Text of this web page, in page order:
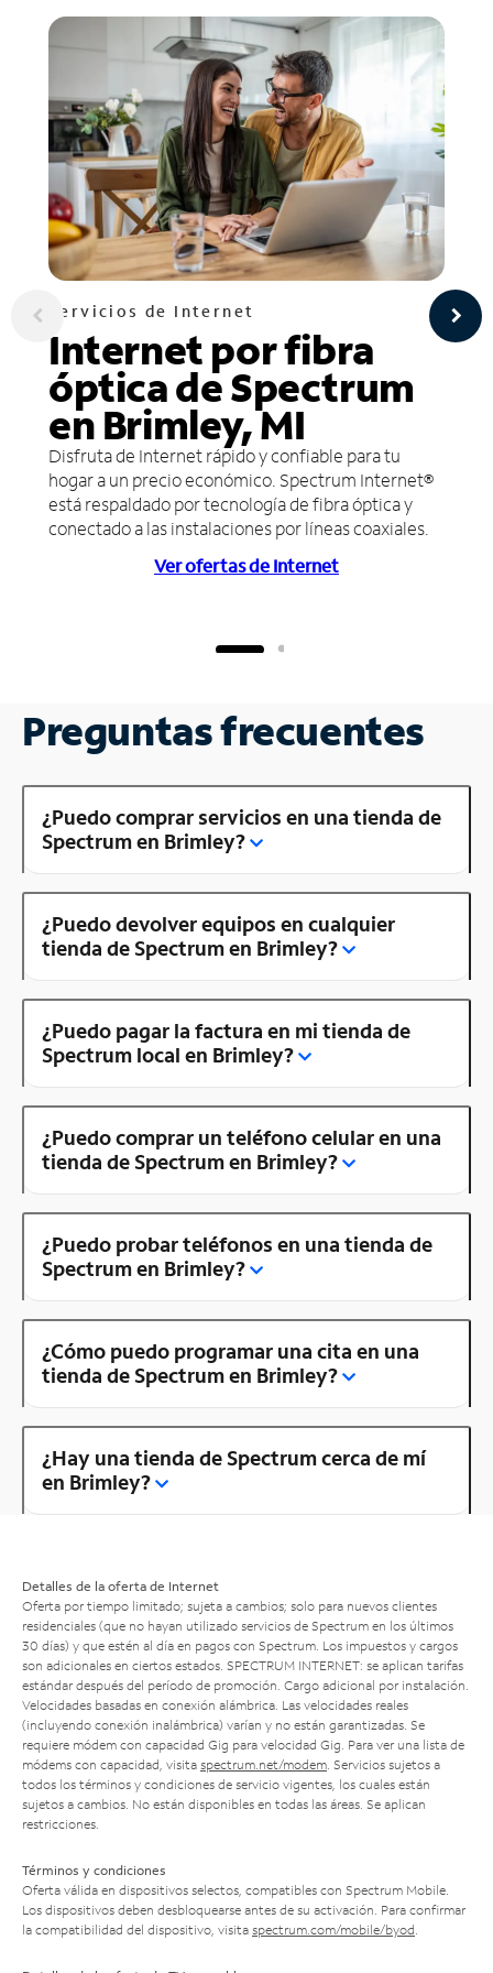
Servicios de Internet
Internet por fibra
óptica de Spectrum
en Brimley, MI
Disfruta de Internet rápido y confiable para tu
hogar a un precio económico. Spectrum Internet®
está respaldado por tecnología de fibra óptica y
conectado a las instalaciones por líneas coaxiales.
Ver ofertas de Internet
Preguntas frecuentes
¿Puedo comprar servicios en una tienda de
Spectrum en Brimley?
¿Puedo devolver equipos en cualquier
tienda de Spectrum en Brimley?
¿Puedo pagar la factura en mi tienda de
Spectrum local en Brimley?
¿Puedo comprar un teléfono celular en una
tienda de Spectrum en Brimley?
¿Puedo probar teléfonos en una tienda de
Spectrum en Brimley?
¿Cómo puedo programar una cita en una
tienda de Spectrum en Brimley?
¿Hay una tienda de Spectrum cerca de mí
en Brimley?
Detalles de la oferta de Internet
Oferta por tiempo limitado; sujeta a cambios; solo para nuevos clientes
residenciales (que no hayan utilizado servicios de Spectrum en los últimos
30 días) y que estén al día en pagos con Spectrum. Los impuestos y cargos
son adicionales en ciertos estados. SPECTRUM INTERNET: se aplican tarifas
estándar después del período de promoción. Cargo adicional por instalación.
Velocidades basadas en conexión alámbrica. Las velocidades reales
(incluyendo conexión inalámbrica) varían y no están garantizadas. Se
requiere módem con capacidad Gig para velocidad Gig. Para ver una lista de
módems con capacidad, visita spectrum.net/modem . Servicios sujetos a
todos los términos y condiciones de servicio vigentes, los cuales están
sujetos a cambios. No están disponibles en todas las áreas. Se aplican
restricciones.
Términos y condiciones
Oferta válida en dispositivos selectos, compatibles con Spectrum Mobile.
Los dispositivos deben desbloquearse antes de su activación. Para confirmar
la compatibilidad del dispositivo, visita spectrum.com/mobile/byod